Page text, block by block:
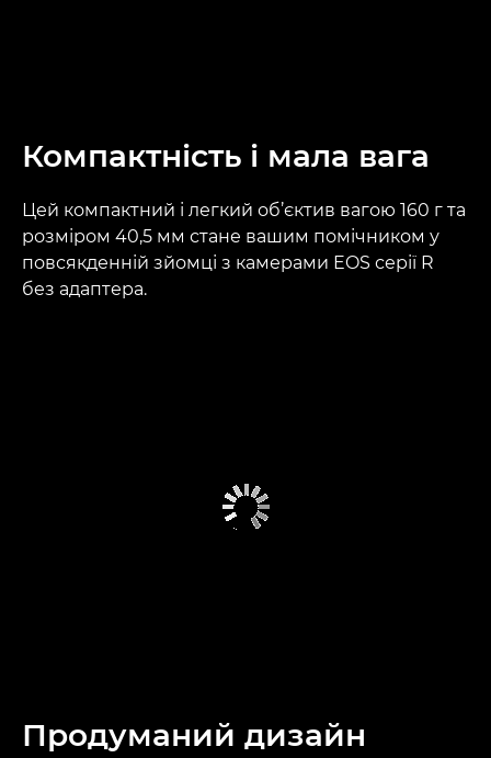
Компактність і мала вага
Цей компактний і легкий об’єктив вагою 160 г та
розміром 40,5 мм стане вашим помічником у
повсякденній зйомці з камерами EOS серії R
без адаптера.
Продуманий дизайн